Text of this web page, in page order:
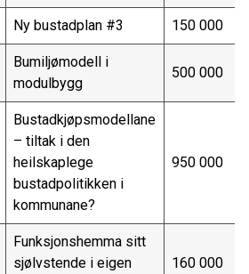
Ny bustadplan #3 150 000
Bumiljømodell i
modulbygg
500 000
Bustadkjøpsmodellane
– tiltak i den
heilskaplege
bustadpolitikken i
kommunane?
950 000
Funksjonshemma sitt
sjølvstende i eigen
160 000